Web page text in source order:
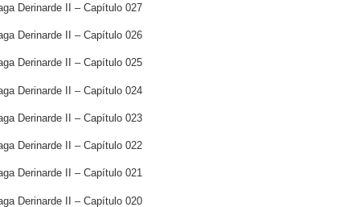
Derinarde II – Capítulo 027
Derinarde II – Capítulo 026
Derinarde II – Capítulo 025
Derinarde II – Capítulo 024
Derinarde II – Capítulo 023
Derinarde II – Capítulo 022
Derinarde II – Capítulo 021
Derinarde II – Capítulo 020